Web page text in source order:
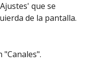
que se
de la pantalla.
"Canales".